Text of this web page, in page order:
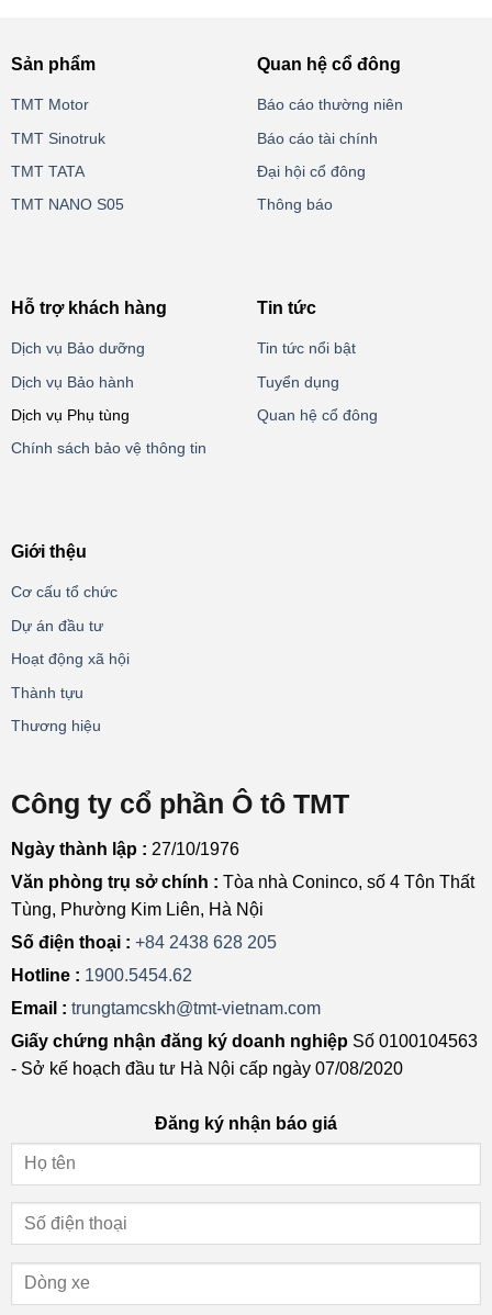
Sản phẩm
TMT Motor
TMT Sinotruk
TMT TATA
TMT NANO S05
Quan hệ cổ đông
Báo cáo thường niên
Báo cáo tài chính
Đại hội cổ đông
Thông báo
Hỗ trợ khách hàng
Dịch vụ Bảo dưỡng
Dịch vụ Bảo hành
Dịch vụ Phụ tùng
Chính sách bảo vệ thông tin
Tin tức
Tin tức nổi bật
Tuyển dụng
Quan hệ cổ đông
Giới thệu
Cơ cấu tổ chức
Dự án đầu tư
Hoạt động xã hội
Thành tựu
Thương hiệu
Công ty cổ phần Ô tô TMT
Ngày thành lập : 27/10/1976
Văn phòng trụ sở chính : Tòa nhà Coninco, số 4 Tôn Thất
Tùng, Phường Kim Liên, Hà Nội
Số điện thoại : +84 2438 628 205
Hotline : 1900.5454.62
Email : trungtamcskh@tmt-vietnam.com
Giấy chứng nhận đăng ký doanh nghiệp Số 0100104563
- Sở kế hoạch đầu tư Hà Nội cấp ngày 07/08/2020
Đăng ký nhận báo giá